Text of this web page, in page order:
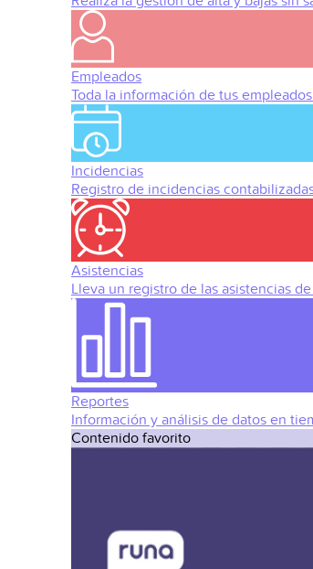
Empleados
Toda la información de tus
Incidencias
Registro de incidencias
Asistencias
Lleva un registro de las asistencias
Reportes
Información y análisis de datos en
Contenido favorito